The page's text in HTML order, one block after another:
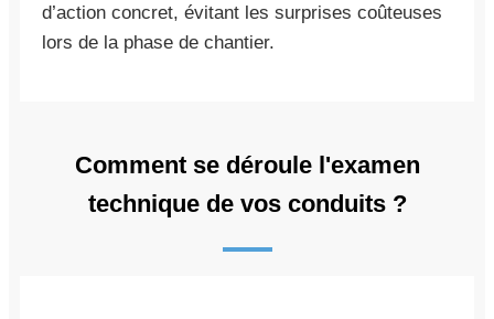
d’action concret, évitant les surprises coûteuses
lors de la phase de chantier.
Comment se déroule l'examen
technique de vos conduits ?